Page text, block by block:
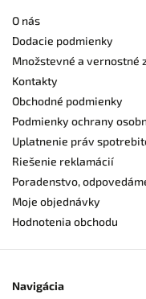
O nás
Dodacie podmienky
Množstevné a vernostné
Kontakty
Obchodné podmienky
Podmienky ochrany
Uplatnenie práv
Riešenie reklamácií
Poradenstvo,
Moje objednávky
Hodnotenia obchodu
Navigácia